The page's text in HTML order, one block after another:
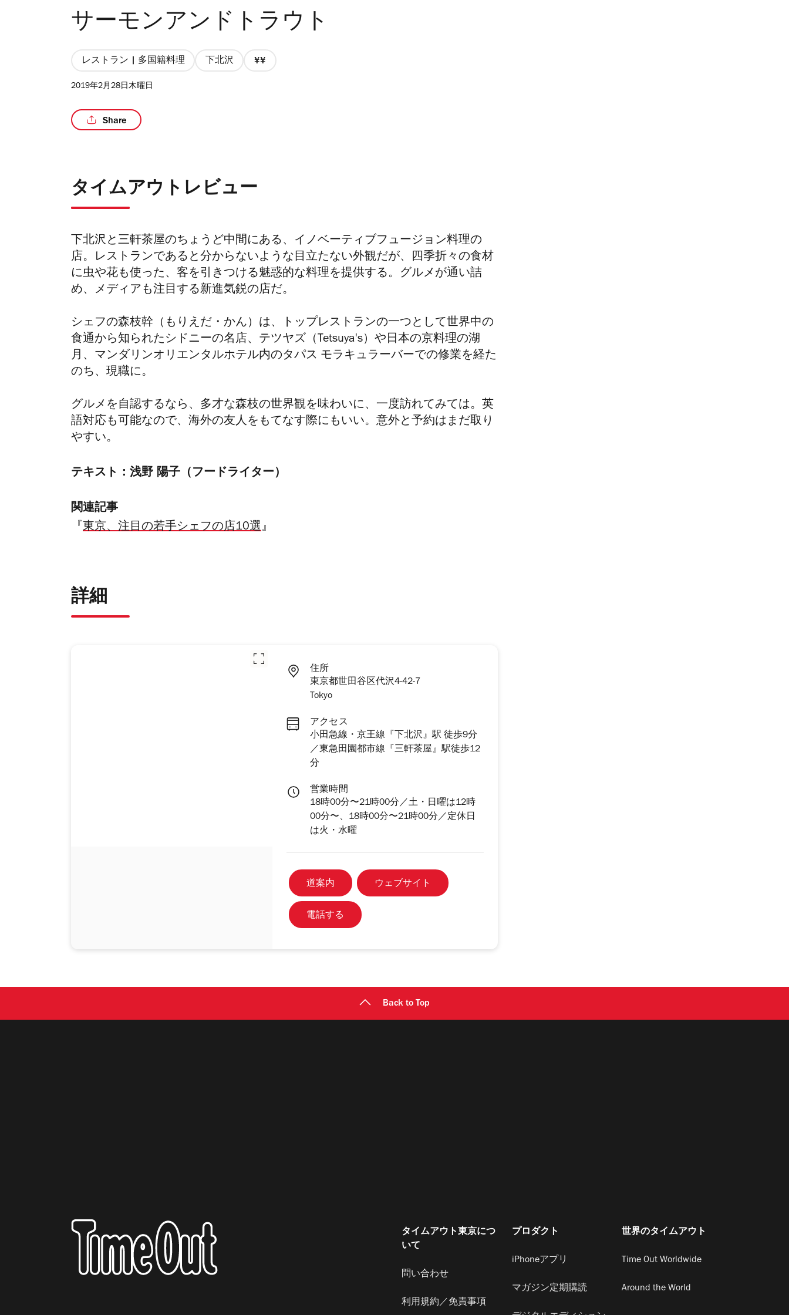
サーモンアンドトラウト
レストラン | 多国籍料理 下北沢
価
2019年2月28日木曜日
Share
タイムアウトレビュー
下北沢と三軒茶屋のちょうど中間にある、イノベーティブフュージョン料理の
店。レストランであると分からないような目立たない外観だが、四季折々の食材
に虫や花も使った、客を 引きつける魅惑的な料理を提供する。グルメが通い詰
め、メディアも注目する新進気鋭の店だ。
シェフの森枝幹（もりえだ・かん）は、トップレストランの一つとして世界中の
食通から知られたシドニーの名店、テツヤズ（Tetsuya's）や日本の京料理の湖
月、マンダリンオリエンタルホテル内のタパス モラキュラーバーでの修業を経た
のち、現職に。
グルメを自認するなら、多才な森枝の世界観を味わいに、一度訪れてみては。 英
語対応も可能なので、海外の友人をもてなす際にもいい。意外と予約はまだ取り
やすい。
テキスト：浅野 陽子（フードライター）
関連記事
『 東京、注目の若手シェフの店10選』
詳細
住所
東京都世田谷区代沢4-42-7
Tokyo
アクセス
小田急線・京王線『下北沢』駅 徒歩9分
／東急田園都市線『三軒茶屋』駅徒歩12
分
営業時間
18時00分〜21時00分／土・日曜は12時
00分〜、18時00分〜21時00分／定休日
は火・水曜
道案内 ウェブサイト
電話する
Back to Top
タイムアウト東京につ
いて
問い合わせ
利用規約／免責事項
プロダクト
iPhoneアプリ
マガジン定期購読
世界のタイムアウト
Time Out Worldwide
Around the World